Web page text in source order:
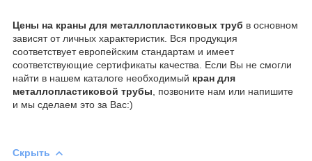
Цены на краны для металлопластиковых труб в основном
зависят от личных характеристик. Вся продукция
соответствует европейским стандартам и имеет
соответствующие сертификаты качества. Если Вы не смогли
найти в нашем каталоге необходимый кран для
металлопластиковой трубы , позвоните нам или напишите
и мы сделаем это за Вас:)
Скрыть